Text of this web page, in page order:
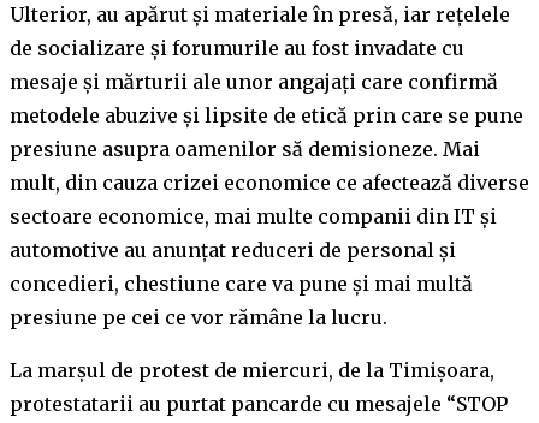
Ulterior, au apărut și materiale în presă, iar rețelele
de socializare și forumurile au fost invadate cu
mesaje și mărturii ale unor angajați care confirmă
metodele abuzive și lipsite de etică prin care se pune
presiune asupra oamenilor să demisioneze. Mai
mult, din cauza crizei economice ce afectează diverse
sectoare economice, mai multe companii din IT și
automotive au anunțat reduceri de personal și
concedieri, chestiune care va pune și mai multă
presiune pe cei ce vor rămâne la lucru.
La marșul de protest de miercuri, de la Timișoara,
protestatarii au purtat pancarde cu mesajele “STOP